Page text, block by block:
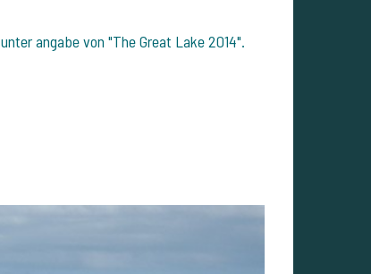
unter angabe von "The Great Lake 2014".